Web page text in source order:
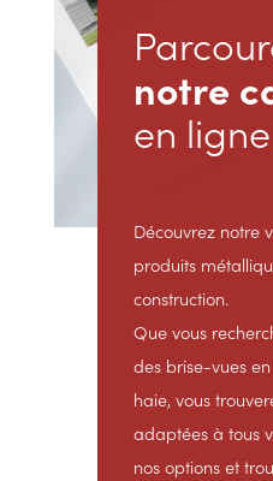
notre
en ligne
Découvrez notre
produits
construction.
Que vous
des brise-vues
haie, vous
adaptées à tous
nos options et